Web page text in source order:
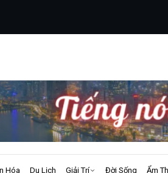
Hóa Du Lịch Giải Trí Đời Sống Ẩm